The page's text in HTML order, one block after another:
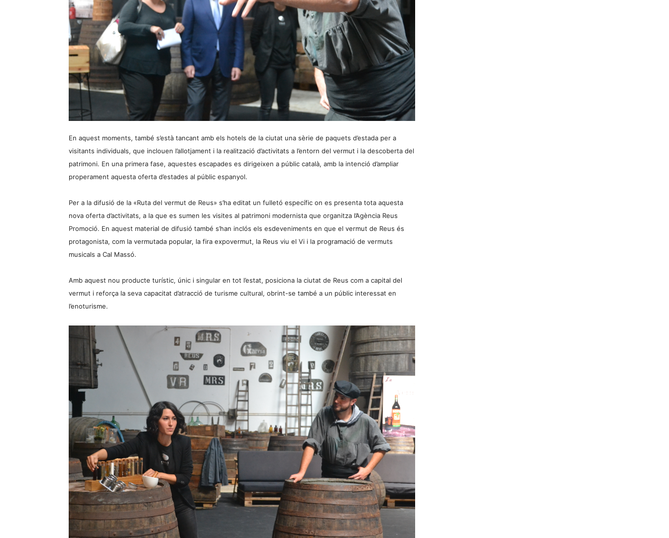
En aquest moments, també s’està tancant amb els hotels de la ciutat una sèrie de paquets d’estada per a
visitants individuals, que inclouen l’allotjament i la realització d’activitats a l’entorn del vermut i la descoberta del
patrimoni. En una primera fase, aquestes escapades es dirigeixen a públic català, amb la intenció d’ampliar
properament aquesta oferta d’estades al públic espanyol.
Per a la difusió de la «Ruta del vermut de Reus» s’ha editat un fulletó específic on es presenta tota aquesta
nova oferta d’activitats, a la que es sumen les visites al patrimoni modernista que organitza l’Agència Reus
Promoció. En aquest material de difusió també s’han inclós els esdeveniments en que el vermut de Reus és
protagonista, com la vermutada popular, la fira expovermut, la Reus viu el Vi i la programació de vermuts
musicals a Cal Massó.
Amb aquest nou producte turístic, únic i singular en tot l’estat, posiciona la ciutat de Reus com a capital del
vermut i reforça la seva capacitat d’atracció de turisme cultural, obrint-se també a un públic interessat en
l’enoturisme.